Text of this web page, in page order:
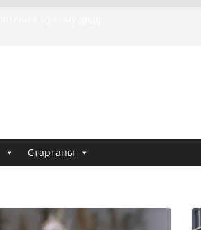
Стартапы